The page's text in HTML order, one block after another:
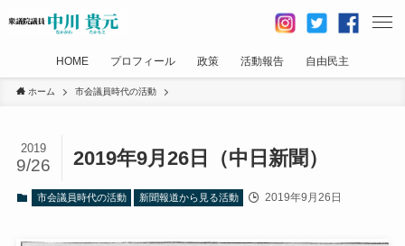
HOME プロフィール 政策 活動報告 自由民主
ホーム 市会議員時代の活動
2019年9月26日（中日新聞）
2019
9/26
市会議員時代の活動 新聞報道から見る活動 2019年9月26日